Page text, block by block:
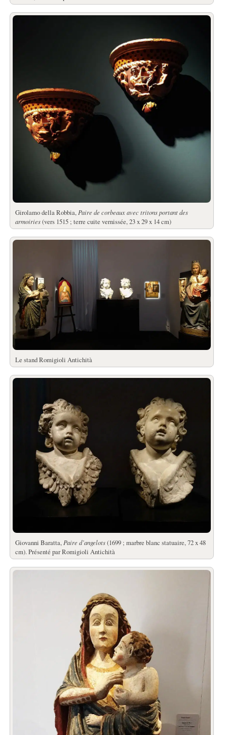
Girolamo della Robbia, Paire de corbeaux avec tritons portant des
armoiries(vers 1515 ; terre cuite vernissée, 23 x 29 x 14 cm)
Le stand Romigioli Antichità
Giovanni Baratta, Paire d’angelots(1699 ; marbre blanc statuaire, 72 x 48
cm). Présenté par Romigioli Antichità